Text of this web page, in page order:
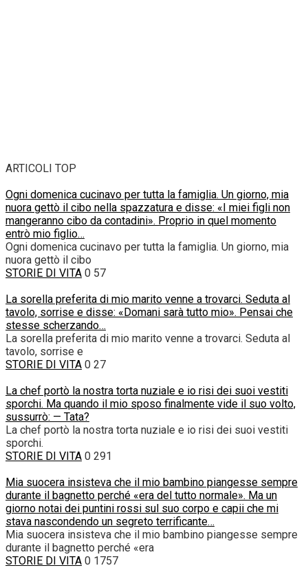
ARTICOLI TOP
Ogni domenica cucinavo per tutta la famiglia. Un giorno, mia
nuora gettò il cibo nella spazzatura e disse: «I miei figli non
mangeranno cibo da contadini». Proprio in quel momento
entrò mio figlio…
Ogni domenica cucinavo per tutta la famiglia. Un giorno, mia
nuora gettò il cibo
STORIE DI VITA 0 57
La sorella preferita di mio marito venne a trovarci. Seduta al
tavolo, sorrise e disse: «Domani sarà tutto mio». Pensai che
stesse scherzando…
La sorella preferita di mio marito venne a trovarci. Seduta al
tavolo, sorrise e
STORIE DI VITA 0 27
La chef portò la nostra torta nuziale e io risi dei suoi vestiti
sporchi. Ma quando il mio sposo finalmente vide il suo volto,
sussurrò: — Tata?
La chef portò la nostra torta nuziale e io risi dei suoi vestiti
sporchi.
STORIE DI VITA 0 291
Mia suocera insisteva che il mio bambino piangesse sempre
durante il bagnetto perché «era del tutto normale». Ma un
giorno notai dei puntini rossi sul suo corpo e capii che mi
stava nascondendo un segreto terrificante…
Mia suocera insisteva che il mio bambino piangesse sempre
durante il bagnetto perché «era
STORIE DI VITA 0 1757